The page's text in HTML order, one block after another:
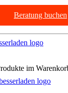
Beratung buchen
im